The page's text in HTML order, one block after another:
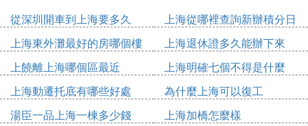
4、外灘建築群
在150年前，當殖民者們踏上這塊土地時，就看中了
黃浦江的這片江灘。於是經過百餘年的建設，至今形
成上海著名的外灘建築群。
小編總結：關於上海住宿哪裡便宜的內容簡單介紹到
這，不知大家是否明白了呢！總之，上海消費可不
從深圳開車到上海要多久
上海從哪裡查詢新辦積分日
期
上海東外灘最好的房哪個樓
上海退休證多久能辦下來
上饒離上海哪個區最近
上海明確七個不得是什麼
上海動遷托底有哪些好處
為什麼上海可以復工
湯臣一品上海一棟多少錢
上海加橋怎麼樣